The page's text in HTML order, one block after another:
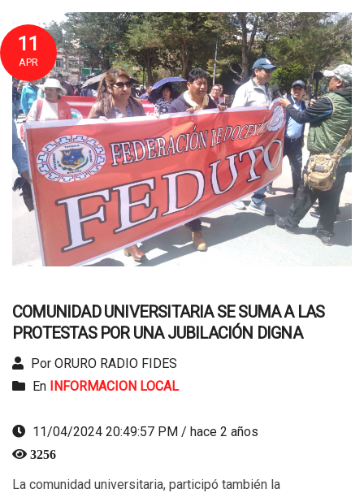
11
APR
COMUNIDAD UNIVERSITARIA SE SUMA A LAS
PROTESTAS POR UNA JUBILACIÓN DIGNA
Por ORURO RADIO FIDES
En INFORMACION LOCAL
11/04/2024 20:49:57 PM / hace 2 años
3256
La comunidad universitaria, participó también la